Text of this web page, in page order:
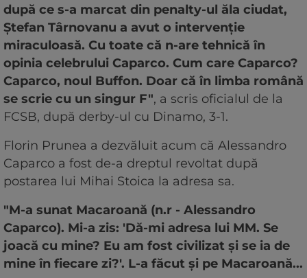
după ce s-a marcat din penalty-ul ăla ciudat,
Ștefan Târnovanu a avut o intervenție
miraculoasă. Cu toate că n-are tehnică în
opinia celebrului Caparco. Cum care Caparco?
Caparco, noul Buffon. Doar că în limba română
se scrie cu un singur F", a scris oficialul de la
FCSB, după derby-ul cu Dinamo, 3-1.
Florin Prunea a dezvăluit acum că Alessandro
Caparco a fost de-a dreptul revoltat după
postarea lui Mihai Stoica la adresa sa.
"M-a sunat Macaroană (n.r - Alessandro
Caparco). Mi-a zis: 'Dă-mi adresa lui MM. Se
joacă cu mine? Eu am fost civilizat și se ia de
mine în fiecare zi?'. L-a făcut și pe Macaroană...